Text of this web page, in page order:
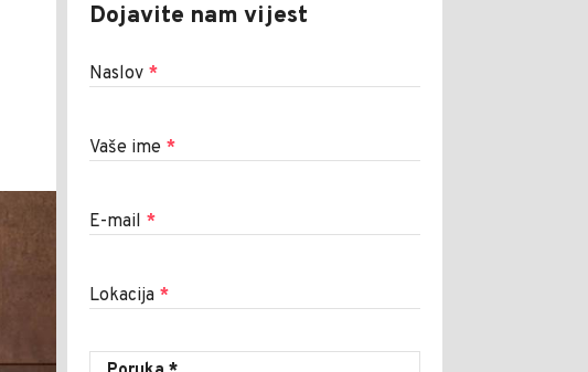
Dojavite nam vijest
Naslov *
Vaše ime *
E-mail *
Lokacija *